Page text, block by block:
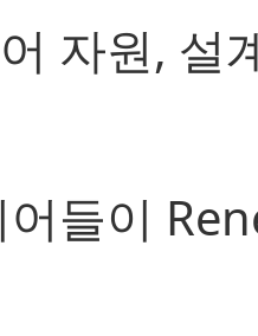
자원, 설
들이